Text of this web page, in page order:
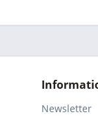
Newsletter